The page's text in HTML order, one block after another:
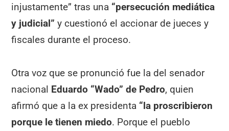
injustamente” tras una “persecución mediática
y judicial” y cuestionó el accionar de jueces y
fiscales durante el proceso.
Otra voz que se pronunció fue la del senador
nacional Eduardo “Wado” de Pedro, quien
afirmó que a la ex presidenta “la proscribieron
porque le tienen miedo. Porque el pueblo